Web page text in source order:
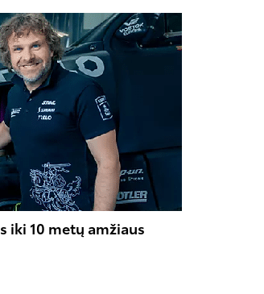
iki 10 metų amžiaus